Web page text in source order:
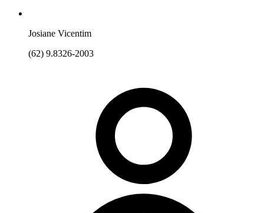
Josiane Vicentim
(62) 9.8326-2003